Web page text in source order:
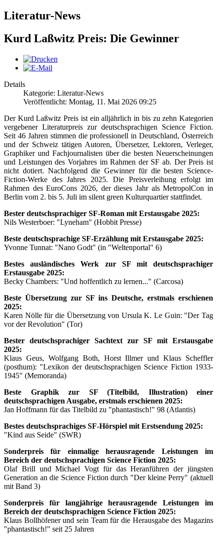
Literatur-News
Kurd Laßwitz Preis: Die Gewinner
Details
Kategorie: Literatur-News
Veröffentlicht: Montag, 11. Mai 2026 09:25
Der Kurd Laßwitz Preis ist ein alljährlich in bis zu zehn Kategorien
vergebener Literaturpreis zur deutschsprachigen Science Fiction.
Seit 46 Jahren stimmen die professionell in Deutschland, Österreich
und der Schweiz tätigen Autoren, Übersetzer, Lektoren, Verleger,
Graphiker und Fachjournalisten über die besten Neuerscheinungen
und Leistungen des Vorjahres im Rahmen der SF ab. Der Preis ist
nicht dotiert. Nachfolgend die Gewinner für die besten Science-
Fiction-Werke des Jahres 2025. Die Preisverleihung erfolgt im
Rahmen des EuroCons 2026, der dieses Jahr als MetropolCon in
Berlin vom 2. bis 5. Juli im silent green Kulturquartier stattfindet.
Bester deutschsprachiger SF-Roman mit Erstausgabe 2025:
Nils Westerboer: "Lyneham" (Hobbit Presse)
Beste deutschsprachige SF-Erzählung mit Erstausgabe 2025:
Yvonne Tunnat: "Nano Godt" (in "Weltenportal" 6)
Bestes ausländisches Werk zur SF mit deutschsprachiger
Erstausgabe 2025:
Becky Chambers: "Und hoffentlich zu lernen..." (Carcosa)
Beste Übersetzung zur SF ins Deutsche, erstmals erschienen
2025:
Karen Nölle für die Übersetzung von Ursula K. Le Guin: "Der Tag
vor der Revolution" (Tor)
Bester deutschsprachiger Sachtext zur SF mit Erstausgabe
2025:
Klaus Geus, Wolfgang Both, Horst Illmer und Klaus Scheffler
(posthum): "Lexikon der deutschsprachigen Science Fiction 1933-
1945" (Memoranda)
Beste Graphik zur SF (Titelbild, Illustration) einer
deutschsprachigen Ausgabe, erstmals erschienen 2025:
Jan Hoffmann für das Titelbild zu "phantastisch!" 98 (Atlantis)
Bestes deutschsprachiges SF-Hörspiel mit Erstsendung 2025:
"Kind aus Seide" (SWR)
Sonderpreis für einmalige herausragende Leistungen im
Bereich der deutschsprachigen Science Fiction 2025:
Olaf Brill und Michael Vogt für das Heranführen der jüngsten
Generation an die Science Fiction durch "Der kleine Perry" (aktuell
mit Band 3)
Sonderpreis für langjährige herausragende Leistungen im
Bereich der deutschsprachigen Science Fiction 2025:
Klaus Bollhöfener und sein Team für die Herausgabe des Magazins
"phantastisch!" seit 25 Jahren